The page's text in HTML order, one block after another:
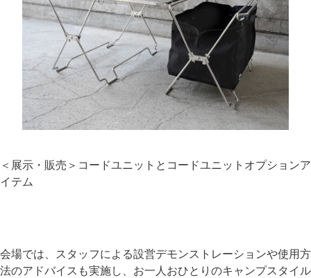
＜展示・販売＞コードユニットとコードユニットオプションア
イテム
会場では、スタッフによる設営デモンストレーションや使用方
法のアドバイスも実施し、お一人おひとりのキャンプスタイル